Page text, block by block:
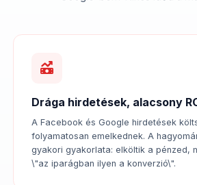
Drága hirdetések, alacsony
A Facebook és Google hirdetések
folyamatosan emelkednek. A
gyakori gyakorlata: elköltik a pénzed,
\"az iparágban ilyen a konverzió\".